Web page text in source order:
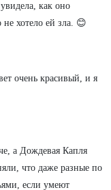
как оно
хотело ей зла. 😊
очень красивый, и я
а Дождевая Капля
что даже разные по
если умеют